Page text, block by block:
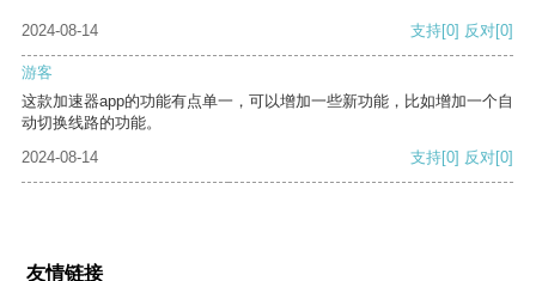
2024-08-14 支持[0] 反对[0]
游客
这款加速器app的功能有点单一，可以增加一些新功能，比如增加一个自
动切换线路的功能。
2024-08-14
支持[0] 反对[0]
友情链接